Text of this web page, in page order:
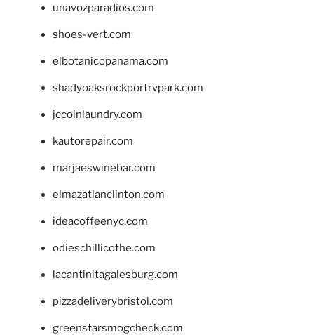
unavozparadios.com
shoes-vert.com
elbotanicopanama.com
shadyoaksrockportrvpark.com
jccoinlaundry.com
kautorepair.com
marjaeswinebar.com
elmazatlanclinton.com
ideacoffeenyc.com
odieschillicothe.com
lacantinitagalesburg.com
pizzadeliverybristol.com
greenstarsmogcheck.com